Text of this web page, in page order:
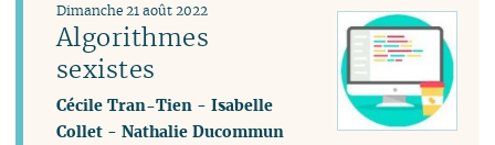
Algorithmes
sexistes
Dimanche 21 août 2022
Cécile Tran-Tien -Isabelle
Collet -Nathalie Ducommun